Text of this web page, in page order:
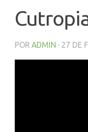
POR ADMIN · 27 DE